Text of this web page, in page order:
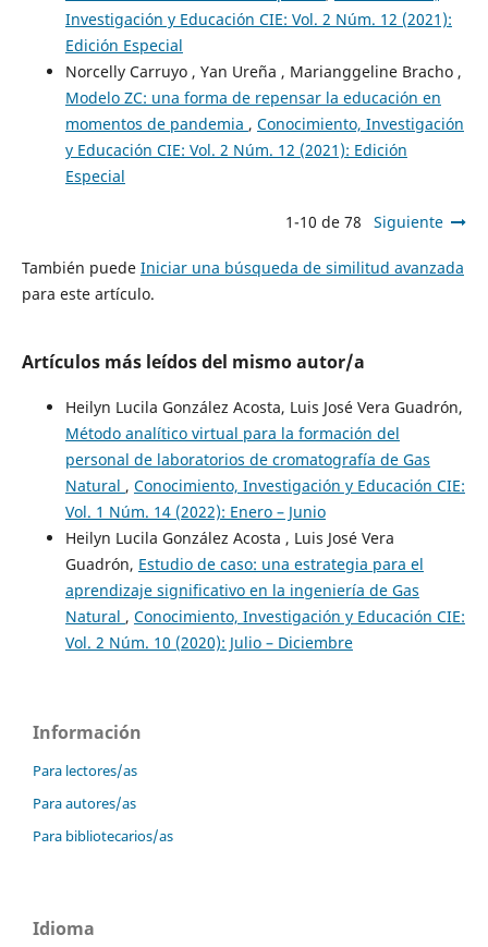
Investigación y Educación CIE: Vol. 2 Núm. 12 (2021):
Edición Especial
Norcelly Carruyo , Yan Ureña , Marianggeline Bracho ,
Modelo ZC: una forma de repensar la educación en
momentos de pandemia , Conocimiento, Investigación
y Educación CIE: Vol. 2 Núm. 12 (2021): Edición
Especial
1-10 de 78 Siguiente
También puede Iniciar una búsqueda de similitud avanzada
para este artículo.
Artículos más leídos del mismo autor/a
Heilyn Lucila González Acosta, Luis José Vera Guadrón,
Método analítico virtual para la formación del
personal de laboratorios de cromatografía de Gas
Natural , Conocimiento, Investigación y Educación CIE:
Vol. 1 Núm. 14 (2022): Enero – Junio
Heilyn Lucila González Acosta , Luis José Vera
Guadrón, Estudio de caso: una estrategia para el
aprendizaje significativo en la ingeniería de Gas
Natural , Conocimiento, Investigación y Educación CIE:
Vol. 2 Núm. 10 (2020): Julio – Diciembre
Información
Para lectores/as
Para autores/as
Para bibliotecarios/as
Idioma